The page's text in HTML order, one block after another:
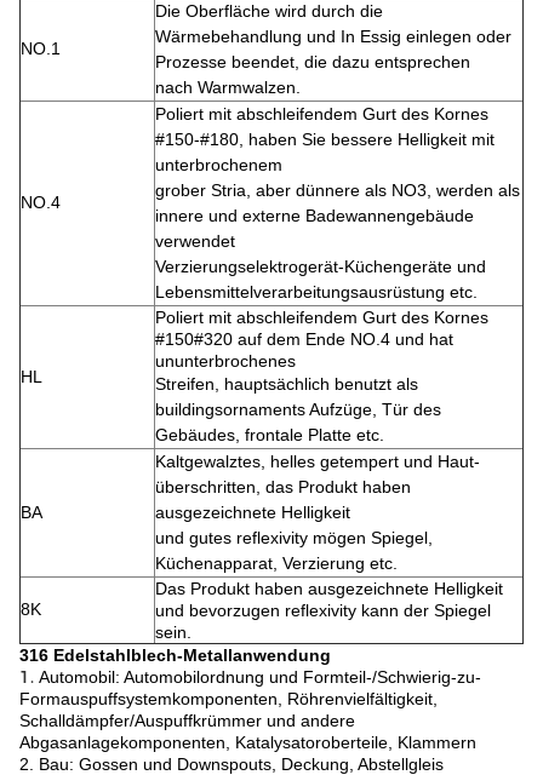
NO.1
Die Oberfläche wird durch die
Wärmebehandlung und In Essig einlegen oder
Prozesse beendet, die dazu entsprechen
nach Warmwalzen.
NO.4
Poliert mit abschleifendem Gurt des Kornes
#150-#180, haben Sie bessere Helligkeit mit
unterbrochenem
grober Stria, aber dünnere als NO3, werden als
innere und externe Badewannengebäude
verwendet
Verzierungselektrogerät-Küchengeräte und
Lebensmittelverarbeitungsausrüstung etc.
HL
Poliert mit abschleifendem Gurt des Kornes
#150#320 auf dem Ende NO.4 und hat
ununterbrochenes
Streifen, hauptsächlich benutzt als
buildingsornaments Aufzüge, Tür des
Gebäudes, frontale Platte etc.
BA
Kaltgewalztes, helles getempert und Haut-
überschritten, das Produkt haben
ausgezeichnete Helligkeit
und gutes reflexivity mögen Spiegel,
Küchenapparat, Verzierung etc.
8K
Das Produkt haben ausgezeichnete Helligkeit
und bevorzugen reflexivity kann der Spiegel
sein.
316 Edelstahlblech-Metallanwendung
1. Automobil: Automobilordnung und Formteil-/Schwierig-zu-
Formauspuffsystemkomponenten, Röhrenvielfältigkeit,
Schalldämpfer/Auspuffkrümmer und andere
Abgasanlagekomponenten, Katalysatoroberteile, Klammern
2. Bau: Gossen und Downspouts, Deckung, Abstellgleis